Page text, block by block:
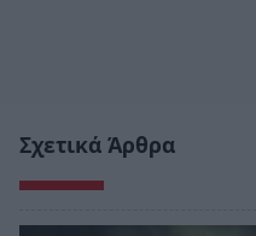
Σχετικά Άρθρα